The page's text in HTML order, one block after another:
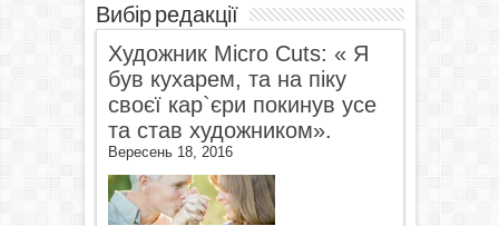
Вибір редакції
Художник Micro Cuts: « Я
був кухарем, та на піку
своєї кар`єри покинув усе
та став художником».
Вересень 18, 2016